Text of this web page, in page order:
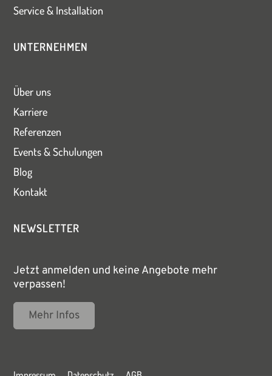
Service & Installation
UNTERNEHMEN
Über uns
Karriere
Referenzen
Events & Schulungen
Blog
Kontakt
NEWSLETTER
Jetzt anmelden und keine Angebote mehr
verpassen!
Mehr Infos